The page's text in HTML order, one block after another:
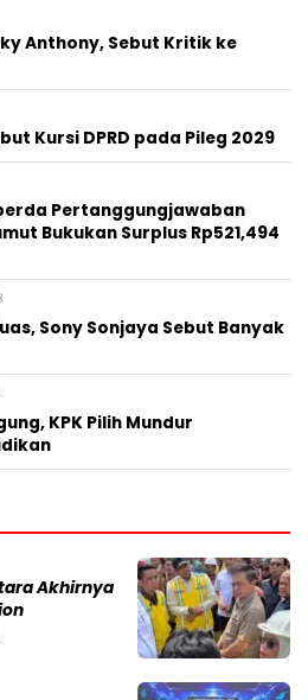
Anthony, Sebut Kritik ke
Kursi DPRD pada Pileg 2029
Pertanggungjawaban
Bukukan Surplus Rp521,494
Sony Sonjaya Sebut Banyak
KPK Pilih Mundur
Akhirnya